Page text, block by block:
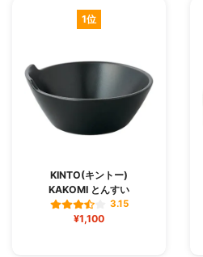
1位
KINTO(キントー)
KAKOMI とんすい
3.15
¥1,100